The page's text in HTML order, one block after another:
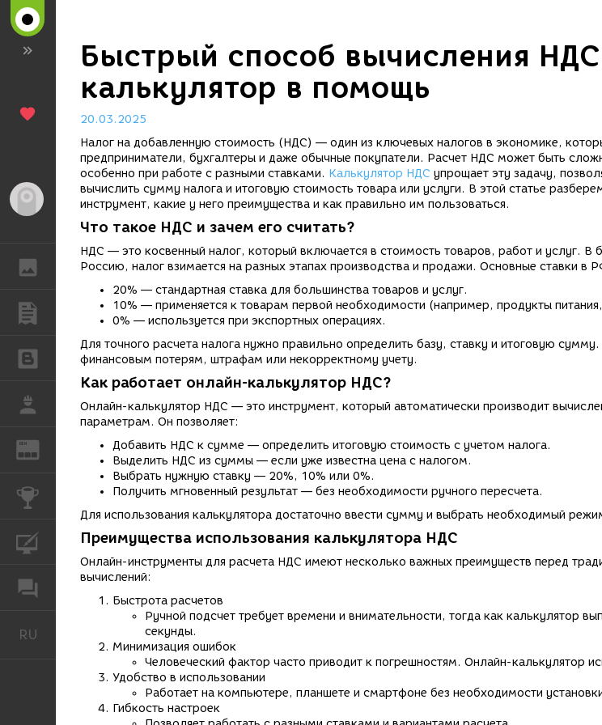
Гость
ГАЛЕРЕЯ
ПУБЛИКАЦИИ
БЛОГИ
РАБОТА
REN ЖУРНАЛ
КОНКУРСЫ
КУРСЫ
RU
Быстрый способ вычисления
калькулятор в помощь
20.03.2025
Налог на добавленную стоимость (НДС) — один из ключевых налогов в экономике,
предприниматели, бухгалтеры и даже обычные покупатели. Расчет НДС может быть
особенно при работе с разными ставками. Калькулятор НДС упрощает эту задачу,
вычислить сумму налога и итоговую стоимость товара или услуги. В этой статье
инструмент, какие у него преимущества и как правильно им пользоваться.
Что такое НДС и зачем его считать?
НДС — это косвенный налог, который включается в стоимость товаров, работ и услуг. В
Россию, налог взимается на разных этапах производства и продажи. Основные ставки в
20% — стандартная ставка для большинства товаров и услуг.
10% — применяется к товарам первой необходимости (например, продукты
0% — используется при экспортных операциях.
Для точного расчета налога нужно правильно определить базу, ставку и итоговую
финансовым потерям, штрафам или некорректному учету.
Как работает онлайн-калькулятор НДС?
Онлайн-калькулятор НДС — это инструмент, который автоматически производит
параметрам. Он позволяет:
Добавить НДС к сумме — определить итоговую стоимость с учетом налога.
Выделить НДС из суммы — если уже известна цена с налогом.
Выбрать нужную ставку — 20%, 10% или 0%.
Получить мгновенный результат — без необходимости ручного пересчета.
Для использования калькулятора достаточно ввести сумму и выбрать необходимый
Преимущества использования калькулятора НДС
Онлайн-инструменты для расчета НДС имеют несколько важных преимуществ перед
вычислений:
Быстрота расчетов
Ручной подсчет требует времени и внимательности, тогда как калькулятор
секунды.
Минимизация ошибок
Человеческий фактор часто приводит к погрешностям. Онлайн-калькулятор
Удобство в использовании
Работает на компьютере, планшете и смартфоне без необходимости
Гибкость настроек